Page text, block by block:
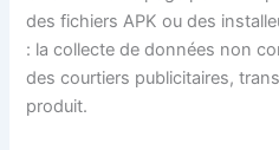
des fichiers APK ou des
: la collecte de données non
des courtiers publicitaires,
produit.